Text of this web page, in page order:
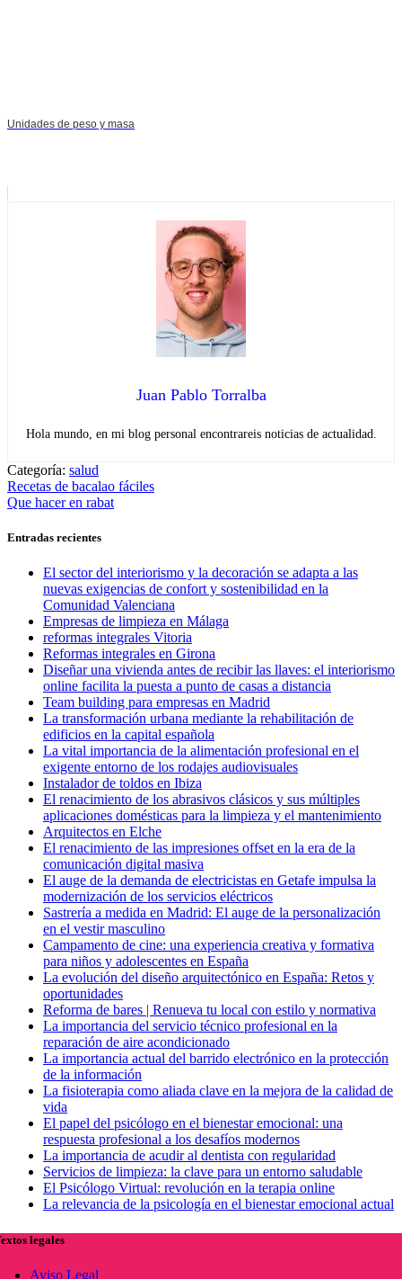
Unidades de peso y masa
Juan Pablo Torralba
Hola mundo, en mi blog personal encontrareis noticias de actualidad.
Categoría: salud
Navegación
de
entradas
Entrada
anterior:
Recetas de bacalao fáciles
Entrada
Que hacer en rabat
Entradas recientes
El sector del interiorismo y la decoración se adapta a las
nuevas exigencias de confort y sostenibilidad en la
Comunidad Valenciana
Empresas de limpieza en Málaga
reformas integrales Vitoria
Reformas integrales en Girona
Diseñar una vivienda antes de recibir las llaves: el interiorismo
online facilita la puesta a punto de casas a distancia
Team building para empresas en Madrid
La transformación urbana mediante la rehabilitación de
edificios en la capital española
La vital importancia de la alimentación profesional en el
exigente entorno de los rodajes audiovisuales
Instalador de toldos en Ibiza
El renacimiento de los abrasivos clásicos y sus múltiples
aplicaciones domésticas para la limpieza y el mantenimiento
Arquitectos en Elche
El renacimiento de las impresiones offset en la era de la
comunicación digital masiva
El auge de la demanda de electricistas en Getafe impulsa la
modernización de los servicios eléctricos
Sastrería a medida en Madrid: El auge de la personalización
en el vestir masculino
Campamento de cine: una experiencia creativa y formativa
para niños y adolescentes en España
La evolución del diseño arquitectónico en España: Retos y
oportunidades
Reforma de bares | Renueva tu local con estilo y normativa
La importancia del servicio técnico profesional en la
reparación de aire acondicionado
La importancia actual del barrido electrónico en la protección
de la información
La fisioterapia como aliada clave en la mejora de la calidad de
vida
El papel del psicólogo en el bienestar emocional: una
respuesta profesional a los desafíos modernos
La importancia de acudir al dentista con regularidad
Servicios de limpieza: la clave para un entorno saludable
El Psicólogo Virtual: revolución en la terapia online
La relevancia de la psicología en el bienestar emocional actual
legales
Aviso Legal